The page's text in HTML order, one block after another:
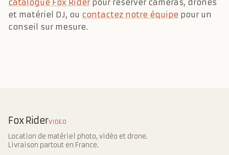
catalogue Fox Rider pour réserver caméras, drones
et matériel DJ, ou contactez notre équipe pour un
conseil sur mesure.
Fox RiderVIDEO
Location de matériel photo, vidéo et drone.
Livraison partout en France.